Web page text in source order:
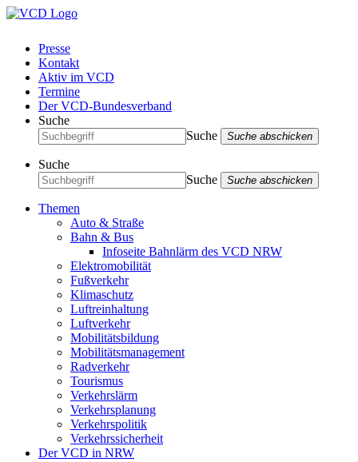
Presse
Kontakt
Aktiv im VCD
Termine
Der VCD-Bundesverband
Suche
Suche
Suche abschicken
Suche
Suche
Suche abschicken
Themen
Auto & Straße
Bahn & Bus
Infoseite Bahnlärm des VCD NRW
Elektromobilität
Fußverkehr
Klimaschutz
Luftreinhaltung
Luftverkehr
Mobilitätsbildung
Mobilitätsmanagement
Radverkehr
Tourismus
Verkehrslärm
Verkehrsplanung
Verkehrspolitik
Verkehrssicherheit
Der VCD in NRW